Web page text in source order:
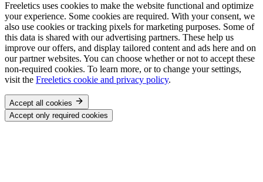
Freeletics uses cookies to make the website functional and optimize
your experience. Some cookies are required. With your consent, we
also use cookies or tracking pixels for marketing purposes. Some of
this data is shared with our advertising partners. These help us
improve our offers, and display tailored content and ads here and on
our partner websites. You can choose whether or not to accept these
non-required cookies. To learn more, or to change your settings,
visit the Freeletics cookie and privacy policy.
Accept all cookies
Accept only required cookies